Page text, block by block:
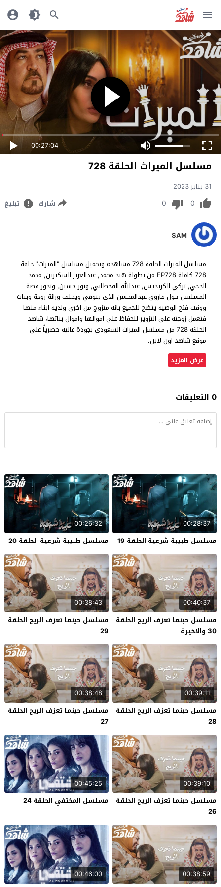
00:27:04
مسلسل الميراث الحلقة 728
31 يناير 2023
0
0 شارك تبليغ
SAM
مسلسل الميراث الحلقة 728 مشاهدة وتحميل مسلسل "الميراث" حلقة
728 كاملة EP728 من بطولة هند محمد, عبدالعزيز السكيرين, محمد
الحجي, تركي الكريديس, عبدالله القحطاني, ونور حسين, وتدور قصة
المسلسل حول فاروق عبدالمحسن الذي يتوفي ويخلف ورائة زوجة وبنات
ووقت فتح الوصية يتضح للجميع بانة متزوج من اخرى ولدية ابناء منها
فتعمل زوجتة على التزوير للحفاظ على اموالها واموال بناتها، شاهد
الحلقة 728 من مسلسل الميراث السعودي بجودة عالية حصرياً على
موقع شاهد اون لاين.
عرض المزيد
0 التعليقات
00:28:37
مسلسل طبيبة شرعية الحلقة 19
00:26:32
مسلسل طبيبة شرعية الحلقة 20
00:40:37
مسلسل حينما تعزف الريح الحلقة
30 والاخيرة
00:38:43
مسلسل حينما تعزف الريح الحلقة
29
00:39:11
مسلسل حينما تعزف الريح الحلقة
28
00:38:48
مسلسل حينما تعزف الريح الحلقة
27
00:39:10
مسلسل حينما تعزف الريح الحلقة
26
00:45:25
مسلسل المختفي الحلقة 24
00:38:59
00:46:00